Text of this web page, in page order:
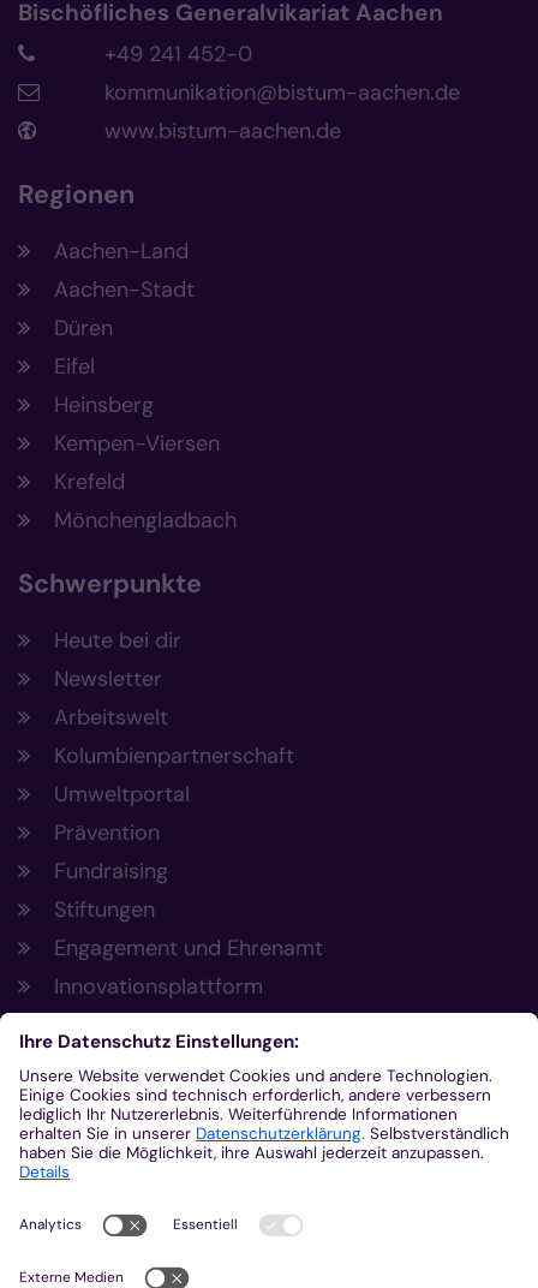
Bischöfliches Generalvikariat Aachen
+49 241 452-0
kommunikation@bistum-aachen.de
www.bistum-aachen.de
Regionen
Aachen-Land
Aachen-Stadt
Düren
Eifel
Heinsberg
Kempen-Viersen
Krefeld
Mönchengladbach
Schwerpunkte
Heute bei dir
Newsletter
Arbeitswelt
Kolumbienpartnerschaft
Umweltportal
Prävention
Fundraising
Stiftungen
Engagement und Ehrenamt
Innovationsplattform
Aus der Plattform
Nachrichten
Veranstaltungen
Gottesdienste
Stellenangebote
Kirchenzeitung